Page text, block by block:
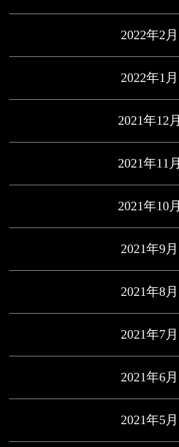
2022年2月
2022年1月
2021年12月
2021年11月
2021年10月
2021年9月
2021年8月
2021年7月
2021年6月
2021年5月